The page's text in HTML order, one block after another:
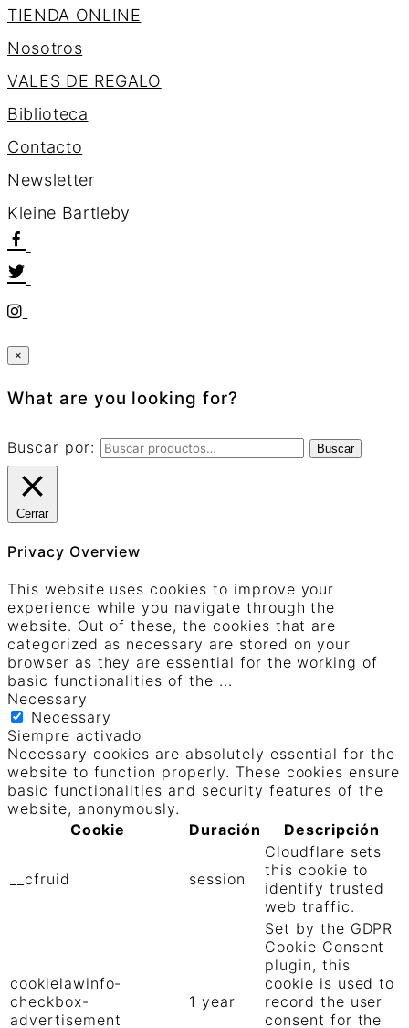
TIENDA ONLINE
Nosotros
VALES DE REGALO
Biblioteca
Contacto
Newsletter
Kleine Bartleby
×
What are you looking for?
Buscar por: Buscar
Cerrar
Privacy Overview
This website uses cookies to improve your
experience while you navigate through the
website. Out of these, the cookies that are
categorized as necessary are stored on your
browser as they are essential for the working of
basic functionalities of the ...
Necessary
Necessary
Siempre activado
Necessary cookies are absolutely essential for the
website to function properly. These cookies ensure
basic functionalities and security features of the
website, anonymously.
Cookie
Duración Descripción
__cfruid session
Cloudflare sets
this cookie to
identify trusted
web traffic.
cookielawinfo-
checkbox-
advertisement
1 year
Set by the GDPR
Cookie Consent
plugin, this
cookie is used to
record the user
consent for the